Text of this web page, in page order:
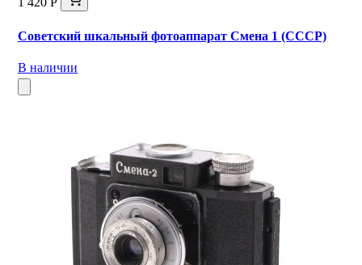
Советский шкальный фотоаппарат Смена 1 (СССР)
В наличии